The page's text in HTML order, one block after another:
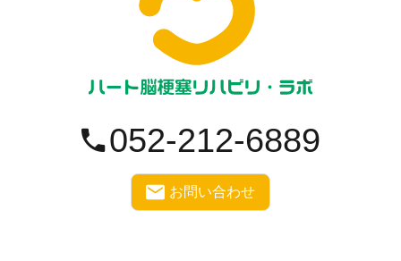
052-212-6889
お問い合わせ